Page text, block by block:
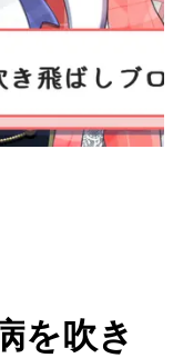
を吹き